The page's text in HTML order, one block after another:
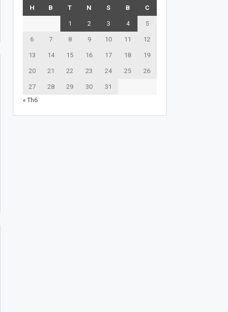
H B T N S B C
1 2 3 4 5
6 7 8 9 10 11 12
13 14 15 16 17 18 19
20 21 22 23 24 25 26
27 28 29 30
31
« Th6